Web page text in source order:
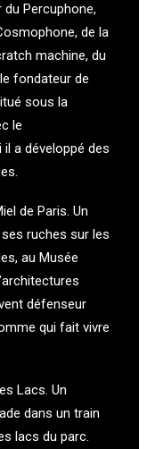
du Percuphone,
de la
machine, du
fondateur de
sous la
le
a développé des
de Paris. Un
ruches sur les
au Musée
défenseur
qui fait vivre
Lacs. Un
dans un train
lacs du parc.